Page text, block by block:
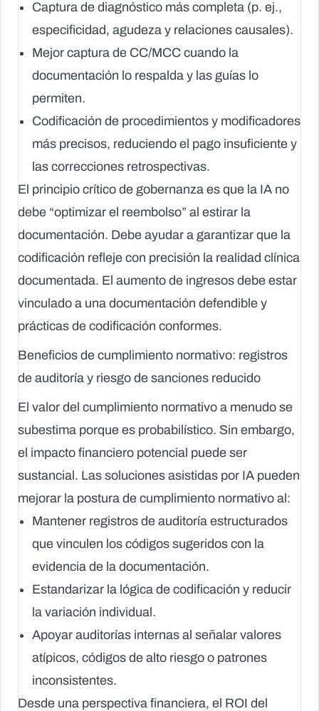
Captura de diagnóstico más completa (p. ej.,
especificidad, agudeza y relaciones causales).
Mejor captura de CC/MCC cuando la
documentación lo respalda y las guías lo
permiten.
Codificación de procedimientos y modificadores
más precisos, reduciendo el pago insuficiente y
las correcciones retrospectivas.
El principio crítico de gobernanza es que la IA no
debe “optimizar el reembolso” al estirar la
documentación. Debe ayudar a garantizar que la
codificación refleje con precisión la realidad clínica
documentada. El aumento de ingresos debe estar
vinculado a una documentación defendible y
prácticas de codificación conformes.
Beneficios de cumplimiento normativo: registros
de auditoría y riesgo de sanciones reducido
El valor del cumplimiento normativo a menudo se
subestima porque es probabilístico. Sin embargo,
el impacto financiero potencial puede ser
sustancial. Las soluciones asistidas por IA pueden
mejorar la postura de cumplimiento normativo al:
Mantener registros de auditoría estructurados
que vinculen los códigos sugeridos con la
evidencia de la documentación.
Estandarizar la lógica de codificación y reducir
la variación individual.
Apoyar auditorías internas al señalar valores
atípicos, códigos de alto riesgo o patrones
inconsistentes.
Desde una perspectiva financiera, el ROI del